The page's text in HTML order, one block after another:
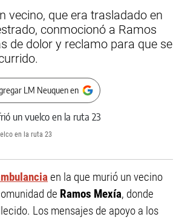
vecino, que era trasladado en
conmocionó a Ramos
de dolor y reclamo para que se
LM Neuquen en
en la ruta 23
en la que murió un vecino
de Ramos Mexía, donde
Los mensajes de apoyo a los